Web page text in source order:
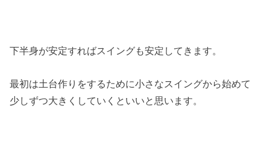
下半身が安定すればスイングも安定してきます。
最初は土台作りをするために小さなスイングから始めて
少しずつ大きくしていくといいと思います。